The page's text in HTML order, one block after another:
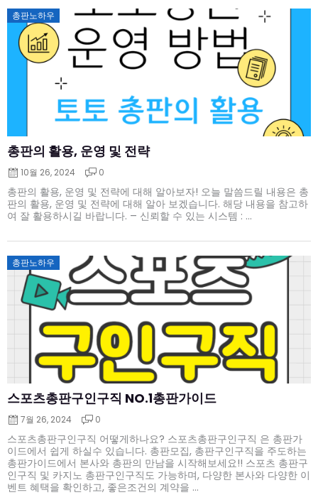
총판노하우
총판의 활용, 운영 및 전략
Posted
on
10월 26, 2024 0
총판의 활용, 운영 및 전략에 대해 알아보자! 오늘 말씀드릴 내용은 총
판의 활용, 운영 및 전략에 대해 알아 보겠습니다. 해당 내용을 참고하
여 잘 활용하시길 바랍니다. – 신뢰할 수 있는 시스템 : ...
총판노하우
스포츠총판구인구직 NO.1총판가이드
Posted
on
7월 26, 2024 0
스포츠총판구인구직 어떻게하나요? 스포츠총판구인구직 은 총판가
이드에서 쉽게 하실수 있습니다. 총판모집, 총판구인구직을 주도하는
총판가이드에서 본사와 총판의 만남을 시작해보세요!! 스포츠 총판구
인구직 및 카지노 총판구인구직도 가능하며, 다양한 본사와 다양한 이
벤트 혜택을 확인하고, 좋은조건의 계약을 ...